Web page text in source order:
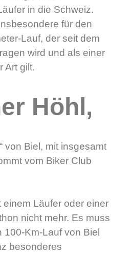
in die Schweiz.
für den
Lauf, der seit dem
wird und als einer
Art gilt.
Höhl,
von Biel, mit insgesamt
vom Biker Club
einem Läufer oder einer
nicht mehr. Es muss
100-Km-Lauf von Biel
besonderes